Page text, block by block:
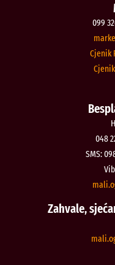
099
Cjenik
048
SMS:
Zahvale,